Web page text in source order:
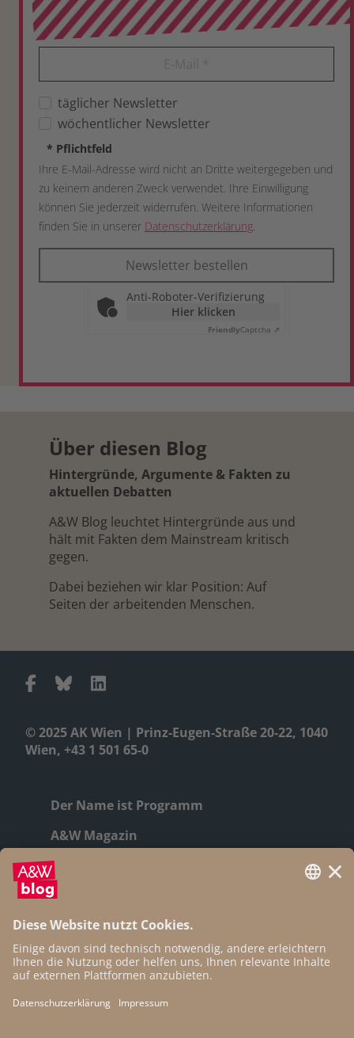
täglicher Newsletter
wöchentlicher Newsletter
* Pflichtfeld
Ihre E-Mail-Adresse wird nicht an Dritte weitergegeben und
zu keinem anderen Zweck verwendet. Ihre Einwilligung
können Sie jederzeit widerrufen. Weitere Informationen
finden Sie in unserer Datenschutzerklärung.
Newsletter bestellen
Anti-Roboter-Verifizierung
Hier klicken
FriendlyCaptcha ⇗
© 2025 AK Wien | Prinz-Eugen-Straße 20-22, 1040
Wien, +43 1 501 65-0
Der Name ist Programm
A&W Magazin
Geschichte
Autor:innen
Newsletter
Open Access
Über diesen Blog
Hintergründe, Argumente & Fakten zu
aktuellen Debatten
A&W Blog leuchtet Hintergründe aus und
hält mit Fakten dem Mainstream kritisch
gegen.
Dabei beziehen wir klar Position: Auf
Seiten der arbeitenden Menschen.